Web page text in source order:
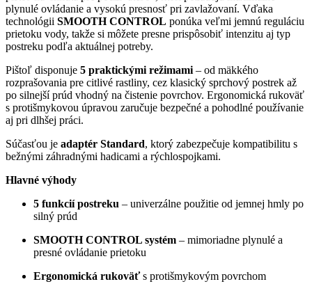
plynulé ovládanie a vysokú presnosť pri zavlažovaní. Vďaka
technológii SMOOTH CONTROL ponúka veľmi jemnú reguláciu
prietoku vody, takže si môžete presne prispôsobiť intenzitu aj typ
postreku podľa aktuálnej potreby.
Pištoľ disponuje 5 praktickými režimami – od mäkkého
rozprašovania pre citlivé rastliny, cez klasický sprchový postrek až
po silnejší prúd vhodný na čistenie povrchov. Ergonomická rukoväť
s protišmykovou úpravou zaručuje bezpečné a pohodlné používanie
aj pri dlhšej práci.
Súčasťou je adaptér Standard, ktorý zabezpečuje kompatibilitu s
bežnými záhradnými hadicami a rýchlospojkami.
Hlavné výhody
5 funkcií postreku – univerzálne použitie od jemnej hmly po
silný prúd
SMOOTH CONTROL systém – mimoriadne plynulé a
presné ovládanie prietoku
Ergonomická rukoväťs protišmykovým povrchom